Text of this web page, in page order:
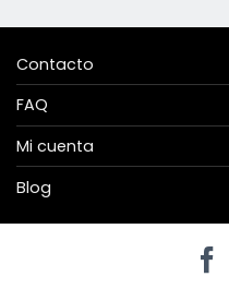
Contacto
FAQ
Mi cuenta
Blog